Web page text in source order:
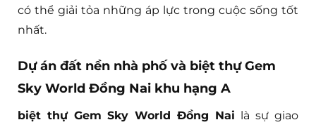
có thể giải tỏa những áp lực trong cuộc sống tốt
nhất.
Dự án đất nền nhà phố và biệt thự Gem
Sky World Đồng Nai khu hạng A
biệt thự Gem Sky World Đồng Nai là sự giao